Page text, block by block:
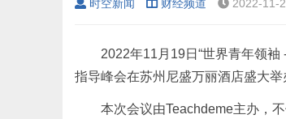
› › ›
时空新闻 财经频道 2022-11-
2022年11月19日“世界青年领
指导峰会在苏州尼盛万丽酒店盛大举
本次会议由Teachdeme主办，